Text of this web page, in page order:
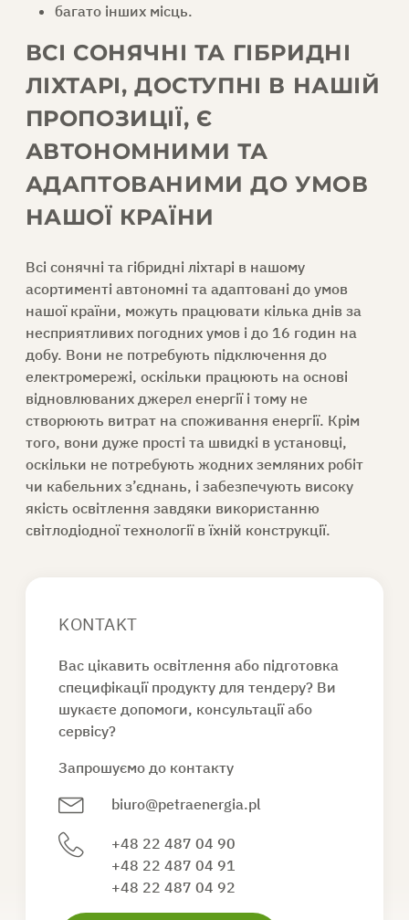
багато інших місць.
ВСІ СОНЯЧНІ ТА ГІБРИДНІ
ЛІХТАРІ, ДОСТУПНІ В НАШІЙ
ПРОПОЗИЦІЇ, Є
АВТОНОМНИМИ ТА
АДАПТОВАНИМИ ДО УМОВ
НАШОЇ КРАЇНИ
Всі сонячні та гібридні ліхтарі в нашому
асортименті автономні та адаптовані до умов
нашої країни, можуть працювати кілька днів за
несприятливих погодних умов і до 16 годин на
добу. Вони не потребують підключення до
електромережі, оскільки працюють на основі
відновлюваних джерел енергії і тому не
створюють витрат на споживання енергії. Крім
того, вони дуже прості та швидкі в установці,
оскільки не потребують жодних земляних робіт
чи кабельних з’єднань, і забезпечують високу
якість освітлення завдяки використанню
світлодіодної технологіїв їхній конструкції.
KONTAKT
Вас цікавить освітлення або підготовка
специфікації продукту для тендеру? Ви
шукаєте допомоги, консультації або
сервісу?
Запрошуємо до контакту
biuro@petraenergia.pl
+48 22 487 04 90
+48 22 487 04 91
+48 22 487 04 92